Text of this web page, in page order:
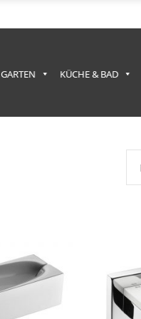
GARTEN KÜCHE & BAD